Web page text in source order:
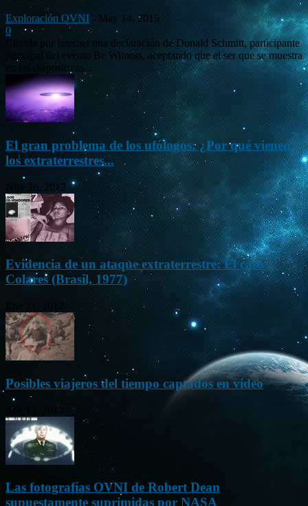
Exploración OVNI - May 14, 2015
0
Circula por internet una declaración de Donald Schmitt, participante
principal del evento Be Witness, aceptando que el ser que se muestra
en las diapositivas...
El gran problema de los ufólogos: ¿Por qué vienen
los extraterrestres...
Nov 26, 2012
Evidencia de un ataque extraterrestre: El caso
Colares (Brasil, 1977)
Posibles viajeros del tiempo captados en vídeo
Abr 13, 2013
Las fotografías OVNI de Robert Dean
supuestamente suprimidas por NASA